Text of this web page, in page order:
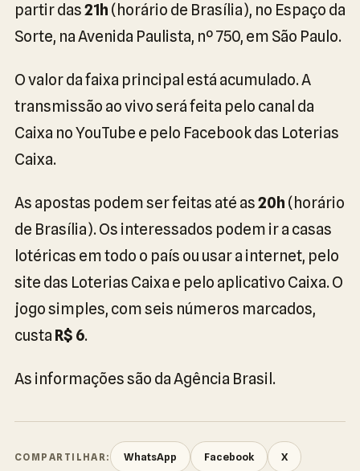
partir das21h (horário de Brasília), no Espaço da
Sorte, na Avenida Paulista, nº 750, em São Paulo.
O valor da faixa principal está acumulado. A
transmissão ao vivo será feita pelo canal da
Caixa no YouTube e pelo Facebook das Loterias
Caixa.
As apostas podem ser feitas até as20h (horário
de Brasília). Os interessados podem ir a casas
lotéricas em todo o país ou usar a internet, pelo
site das Loterias Caixa e pelo aplicativo Caixa. O
jogo simples, com seis números marcados,
custa R$ 6.
As informações são da Agência Brasil.
COMPARTILHAR: WhatsApp Facebook X